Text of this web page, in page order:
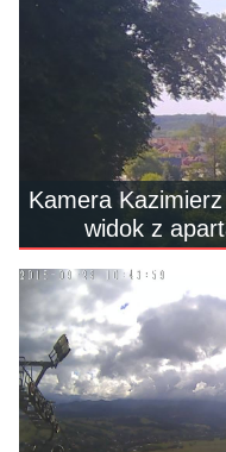
Kamera
widok z